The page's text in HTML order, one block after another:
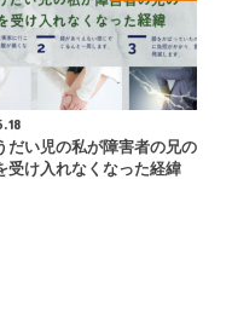
だい児の私が障害者の兄の
受け入れなくなった経緯